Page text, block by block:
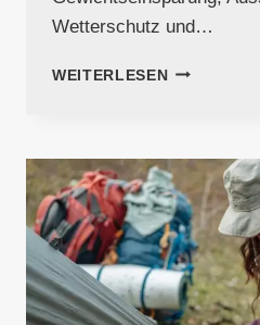
Wetterschutz und…
WEITERLESENWIE
ZELT?